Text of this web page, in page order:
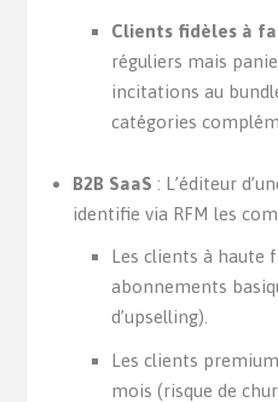
Clients fidèles à
réguliers mais
incitations au
catégories
B2B SaaS : L’éditeur
identifie via RFM les
Les clients à haute
abonnements
d’upselling).
Les clients
mois (risque de